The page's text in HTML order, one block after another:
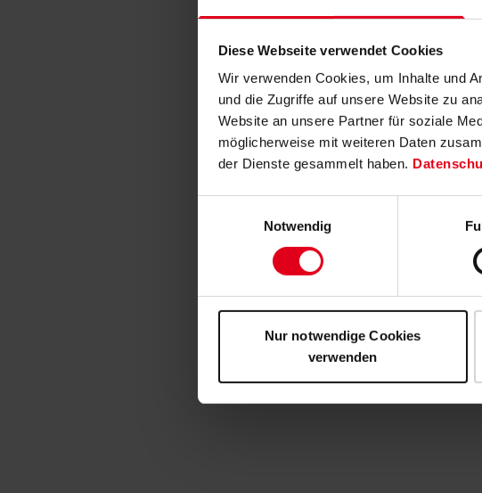
Diese Webseite verwendet Cookies
Wir verwenden Cookies, um Inhalte und
und die Zugriffe auf unsere Website zu
Website an unsere Partner für soziale
möglicherweise mit weiteren Daten
der Dienste gesammelt haben.
Notwendig
Nur notwendige Cookies
verwenden